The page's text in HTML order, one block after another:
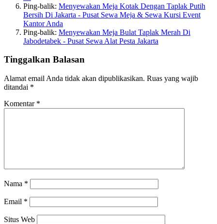
Ping-balik: Menyewakan Meja Kotak Dengan Taplak Putih
Bersih Di Jakarta - Pusat Sewa Meja & Sewa Kursi Event
Kantor Anda
Ping-balik: Menyewakan Meja Bulat Taplak Merah Di
Jabodetabek - Pusat Sewa Alat Pesta Jakarta
Tinggalkan Balasan
Alamat email Anda tidak akan dipublikasikan. Ruas yang wajib
ditandai *
Komentar *
Nama *
Email *
Situs Web